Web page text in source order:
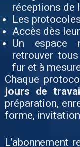
réceptions de
Les
Accès dès
Un espace
retrouver
fur et à
Chaque
jours de
préparation,
forme,
L’abonnement